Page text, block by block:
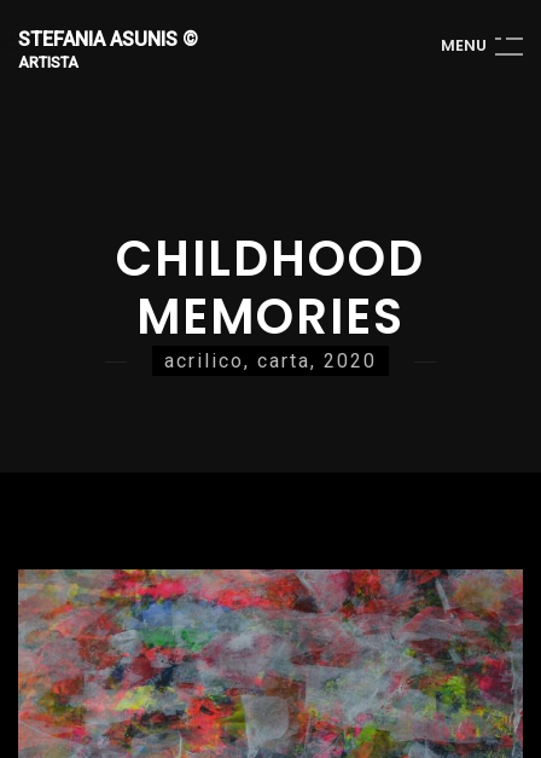
STEFANIA ASUNIS ©
ARTISTA
MENU
CHILDHOOD
MEMORIES
acrilico, carta, 2020